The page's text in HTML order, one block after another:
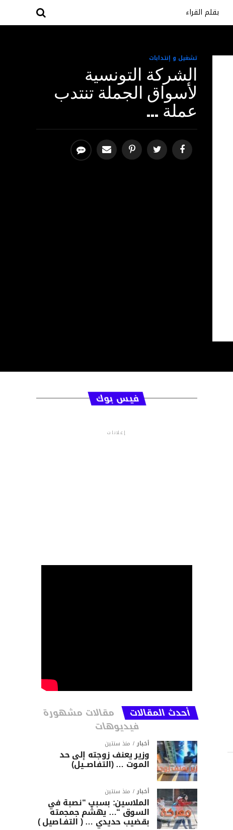
بقلم القراء
تشغيل و إنتدابات
الشركة التونسية
لأسواق الجملة تنتدب
عملة …
فيس بوك
إعلانات
أحدث المقالات مقالات مشهورة
فيديوهات
أخبار منذ سنتين
وزير يعنف زوجته إلى حد
الموت … (التفاصــيل)
أخبار منذ سنتين
الملاسين: بسبب “نصبة في
السوق “… يهشّم جمجمته
بقضيب حديدي … ( التفـاصيل )